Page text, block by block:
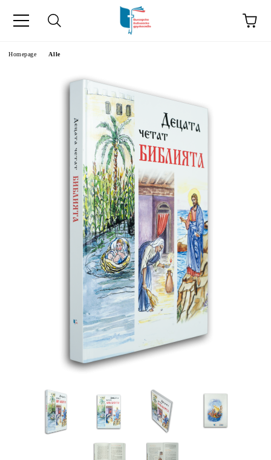
Homepage Alle